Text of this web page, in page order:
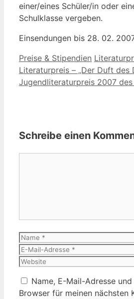
einer/eines Schüler/in oder
Schulklasse vergeben.
Einsendungen bis 28. 02.
Kategorien
Preise & Stipendien
Literaturpreis – „Der Duft des
Jugendliteraturpreis 2007
Schreibe einen
Name
Name, E-Mail-Adresse
Browser für meinen nächsten